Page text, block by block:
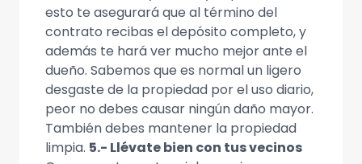
esto te asegurará que al término del
contrato recibas el depósito completo, y
además te hará ver mucho mejor ante el
dueño. Sabemos que es normal un ligero
desgaste de la propiedad por el uso diario,
peor no debes causar ningún daño mayor.
También debes mantener la propiedad
limpia. 5.- Llévate bien con tus vecinos